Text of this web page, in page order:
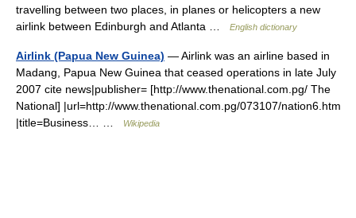
travelling between two places, in planes or helicopters a new
airlink between Edinburgh and Atlanta …
English dictionary
Airlink (Papua New Guinea) — Airlink was an airline based in
Madang, Papua New Guinea that ceased operations in late July
2007 cite news|publisher= [http://www.thenational.com.pg/ The
National] |url=http://www.thenational.com.pg/073107/nation6.htm
|title=Business… …
Wikipedia